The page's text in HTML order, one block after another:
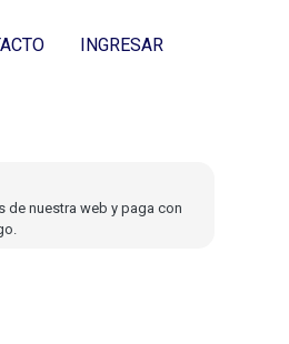
INGRESAR
de nuestra web y paga con